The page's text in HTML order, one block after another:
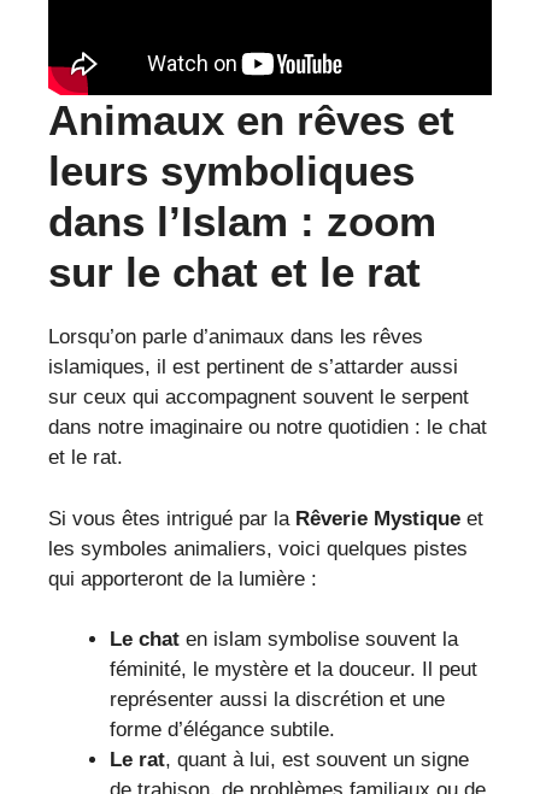
Animaux en rêves et
leurs symboliques
dans l’Islam : zoom
sur le chat et le rat
Lorsqu’on parle d’animaux dans les rêves
islamiques, il est pertinent de s’attarder aussi
sur ceux qui accompagnent souvent le serpent
dans notre imaginaire ou notre quotidien : le chat
et le rat.
Si vous êtes intrigué par la Rêverie Mystique et
les symboles animaliers, voici quelques pistes
qui apporteront de la lumière :
Le chat en islam symbolise souvent la
féminité, le mystère et la douceur. Il peut
représenter aussi la discrétion et une
forme d’élégance subtile.
Le rat, quant à lui, est souvent un signe